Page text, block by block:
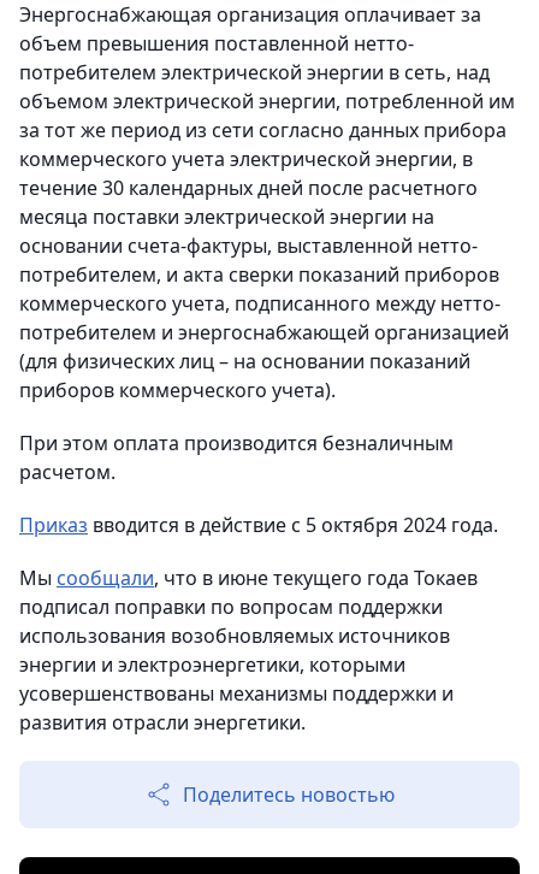
Энергоснабжающая организация оплачивает за
объем превышения поставленной нетто-
потребителем электрической энергии в сеть, над
объемом электрической энергии, потребленной им
за тот же период из сети согласно данных прибора
коммерческого учета электрической энергии, в
течение 30 календарных дней после расчетного
месяца поставки электрической энергии на
основании счета-фактуры, выставленной нетто-
потребителем, и акта сверки показаний приборов
коммерческого учета, подписанного между нетто-
потребителем и энергоснабжающей организацией
(для физических лиц – на основании показаний
приборов коммерческого учета).
При этом оплата производится безналичным
расчетом.
Приказ вводится в действие с 5 октября 2024 года.
Мы сообщали, что в июне текущего года Токаев
подписал поправки по вопросам поддержки
использования возобновляемых источников
энергии и электроэнергетики, которыми
усовершенствованы механизмы поддержки и
развития отрасли энергетики.
Поделитесь новостью